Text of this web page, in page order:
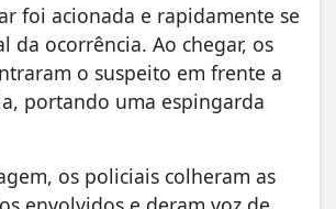
foi acionada e rapidamente se
da ocorrência. Ao chegar, os
o suspeito em frente a
portando uma espingarda
os policiais colheram as